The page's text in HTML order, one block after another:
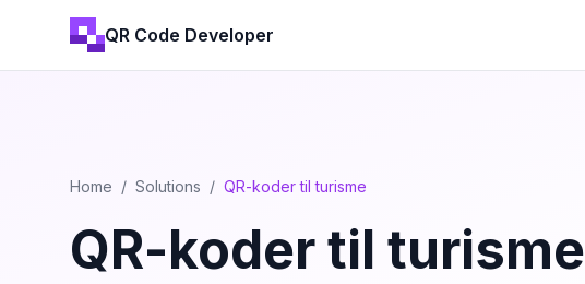
QR Code Developer
Home / Solutions / QR-koder til turisme
QR-koder til turisme